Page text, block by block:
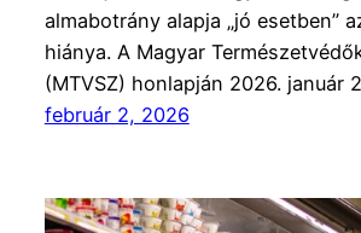
almabotrány alapja „jó esetben”
hiánya. A Magyar
(MTVSZ) honlapján 2026. január
február 2, 2026